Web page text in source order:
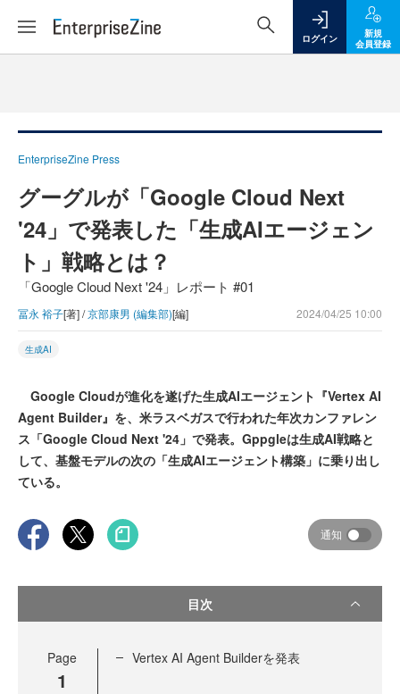
ログイン
新規
会員登録
EnterpriseZine Press
グーグルが「Google Cloud Next
'24」で発表した「生成AIエージェン
ト」戦略とは？
「Google Cloud Next '24」レポート #01
冨永 裕子[著] /京部康男 (編集部)[編] 2024/04/25 10:00
生成AI
Google Cloudが進化を遂げた生成AIエージェント『Vertex AI
Agent Builder』を、米ラスベガスで行われた年次カンファレン
ス「Google Cloud Next '24」で発表。Gppgleは生成AI戦略と
して、基盤モデルの次の「生成AIエージェント構築」に乗り出し
ている。
通知
目次
Page
1
Vertex AI Agent Builderを発表